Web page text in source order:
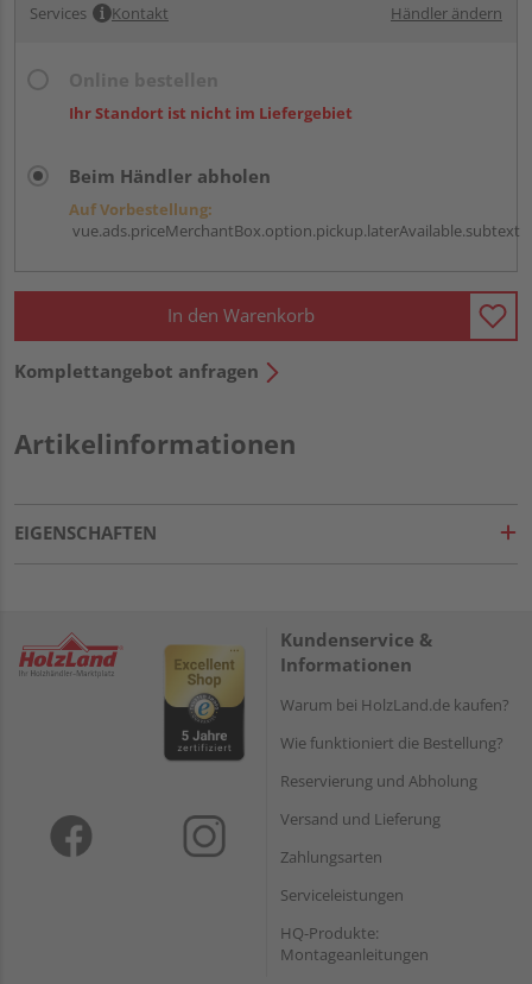
Services Kontakt Händler ändern
Ihr Standort ist nicht im Liefergebiet
Beim Händler abholen
Auf Vorbestellung:
vue.ads.priceMerchantBox.option.pickup.laterAvailable.subtext
In den Warenkorb
Komplettangebot anfragen
Artikelinformationen
EIGENSCHAFTEN
Kundenservice &
Informationen
Warum bei HolzLand.de kaufen?
Wie funktioniert die Bestellung?
Reservierung und Abholung
Versand und Lieferung
Zahlungsarten
Serviceleistungen
HQ-Produkte:
Montageanleitungen